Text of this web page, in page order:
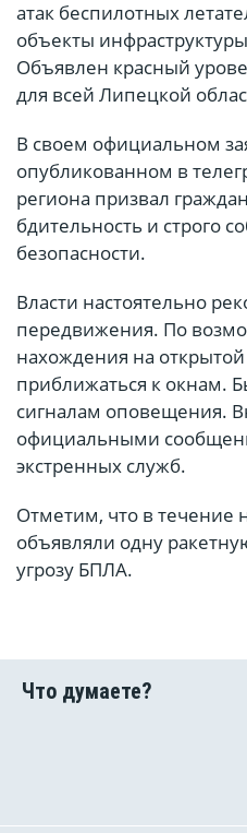
атак беспилотных
объекты
Объявлен красный
для всей Липецкой
В своем официальном
опубликованном в
региона призвал
бдительность и строго
безопасности.
Власти настоятельно
передвижения. По
нахождения на
приближаться к окнам.
сигналам оповещения.
официальными
экстренных служб.
Отметим, что в течение
объявляли одну
угрозу БПЛА.